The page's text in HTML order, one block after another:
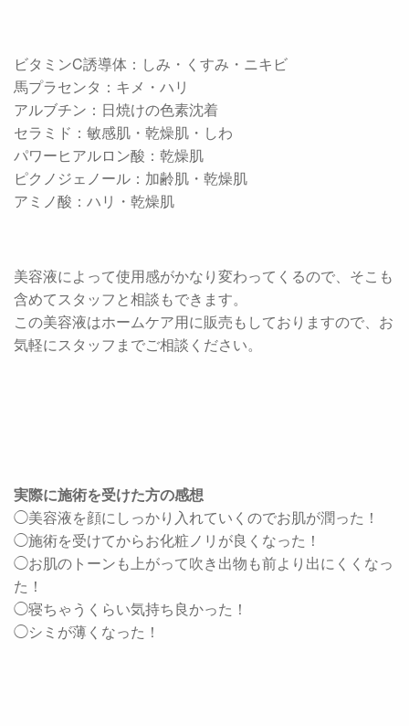
ビタミンC誘導体：しみ・くすみ・ニキビ
馬プラセンタ：キメ・ハリ
アルブチン：日焼けの色素沈着
セラミド：敏感肌・乾燥肌・しわ
パワーヒアルロン酸：乾燥肌
ピクノジェノール：加齢肌・乾燥肌
アミノ酸：ハリ・乾燥肌
美容液によって使用感がかなり変わってくるので、そこも
含めてスタッフと相談もできます。
この美容液はホームケア用に販売もしておりますので、お
気軽にスタッフまでご相談ください。
実際に施術を受けた方の感想
◯美容液を顔にしっかり入れていくのでお肌が潤った！
◯施術を受けてからお化粧ノリが良くなった！
◯お肌のトーンも上がって吹き出物も前より出にくくなっ
た！
◯寝ちゃうくらい気持ち良かった！
◯シミが薄くなった！